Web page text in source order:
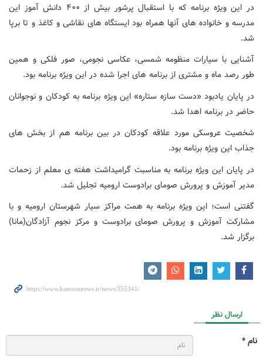
در این ویژه برنامه که با استقبال پرشور بیش از ۴۰۰ دانش آموز این
مدرسه و خانواده های آنها همراه بود ایستگاه های نقاشی و کاغذ و تا برپا
شد.
آشنایی با سیارات منظومه شمسی، عکاسی نجومی، صور فلکی و همین
طور رصد ماه و مشتری از برنامه های اجرا شده در این ویژه برنامه بود.
در پایان یادبود «دست سازه ستاره» این ویژه برنامه به کودکان و نوجوانان
حاضر در برنامه اهدا شد.
شخصیت عروسکی مورد علاقه کودکان در بین برنامه هم از بخش های
جذاب این ویژه برنامه بود.
در پایان این ویژه برنامه به مناسبت گرامیداشت هفته ی معلم از زحمات
مدیر آموزش و پرورش صومای برادوست ارومیه تجلیل شد.
گفتنی است؛ این ویژه برنامه به همت مراکز سیار شهرستان ارومیه و با
مشارکت آموزش و پرورش صومای برادوست و مرکز نجوم آزادگان(مانا)
برگزار شد.
ارسال نظر
نام *